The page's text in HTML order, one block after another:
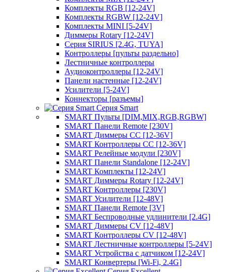
Комплекты RGB [12-24V]
Комплекты RGBW [12-24V]
Комплекты MINI [5-24V]
Диммеры Rotary [12-24V]
Серия SIRIUS [2.4G, TUYA]
Контроллеры [пульты раздельно]
Лестничные контроллеры
Аудиоконтроллеры [12-24V]
Панели настенные [12-24V]
Усилители [5-24V]
Коннекторы [разъемы]
Серия Smart
SMART Пульты [DIM,MIX,RGB,RGBW]
SMART Панели Remote [230V]
SMART Диммеры CC [12-36V]
SMART Контроллеры CC [12-36V]
SMART Релейные модули [230V]
SMART Панели Standalone [12-24V]
SMART Комплекты [12-24V]
SMART Диммеры Rotary [12-24V]
SMART Контроллеры [230V]
SMART Усилители [12-48V]
SMART Панели Remote [3V]
SMART Беспроводные удлинители [2.4G]
SMART Диммеры CV [12-48V]
SMART Контроллеры CV [12-48V]
SMART Лестничные контроллеры [5-24V]
SMART Устройства с датчиком [12-24V]
SMART Конвертеры [Wi-Fi, 2.4G]